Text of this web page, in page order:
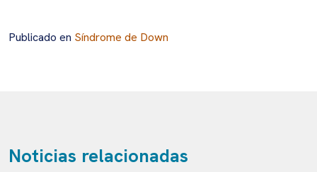
Publicado en Síndrome de Down
Noticias relacionadas